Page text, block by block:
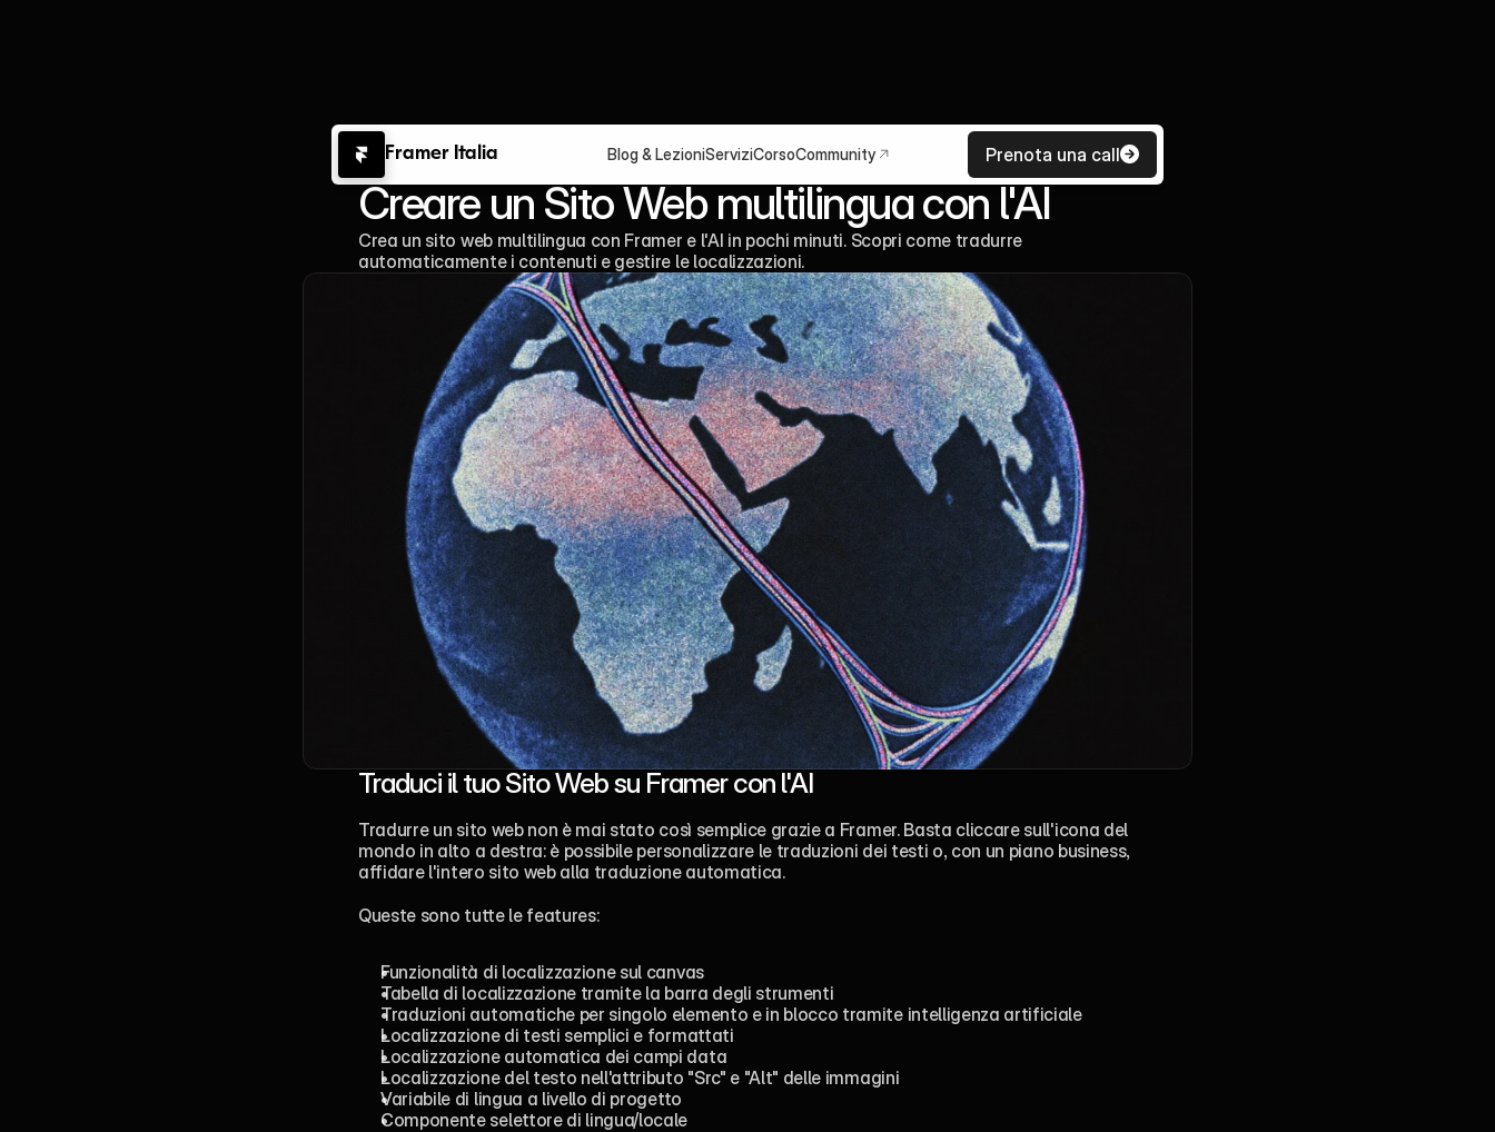
Creare un Sito Web multilingua con l'AI
Crea un sito web multilingua con Framer e l'AI in pochi minuti. Scopri come tradurre
automaticamente i contenuti e gestire le localizzazioni.
Traduci il tuo Sito Web su Framer con l'AI
Tradurre un sito web non è mai stato così semplice grazie a Framer. Basta cliccare sull'icona del
mondo in alto a destra: è possibile personalizzare le traduzioni dei testi o, con un piano business,
affidare l'intero sito web alla traduzione automatica.
Queste sono tutte le features:
Funzionalità di localizzazione sul canvas
Tabella di localizzazione tramite la barra degli strumenti
Traduzioni automatiche per singolo elemento e in blocco tramite intelligenza artificiale
Localizzazione di testi semplici e formattati
Localizzazione automatica dei campi data
Localizzazione del testo nell'attributo "Src" e "Alt" delle immagini
Variabile di lingua a livello di progetto
Componente selettore di lingua/locale
Framer Italia Blog & LezioniServiziCorsoCommunity Prenota una call